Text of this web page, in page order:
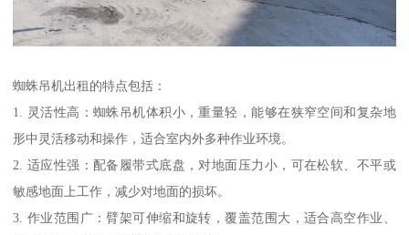
蜘蛛吊机出租的特点包括：
1. 灵活性高：蜘蛛吊机体积小，重量轻，能够在狭窄空间和复杂地
形中灵活移动和操作，适合室内外多种作业环境。
2. 适应性强：配备履带式底盘，对地面压力小，可在松软、不平或
敏感地面上工作，减少对地面的损坏。
3. 作业范围广：臂架可伸缩和旋转，覆盖范围大，适合高空作业、